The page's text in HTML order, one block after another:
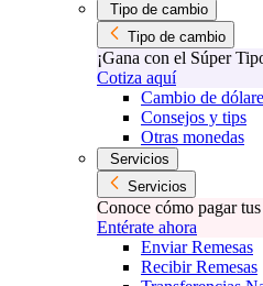
Tipo de cambio
Tipo de cambio
¡Gana con el Súper
Cotiza aquí
Cambio de
Consejos y tips
Otras monedas
Servicios
Servicios
Conoce cómo pagar
Entérate ahora
Enviar Remesas
Recibir Remesas